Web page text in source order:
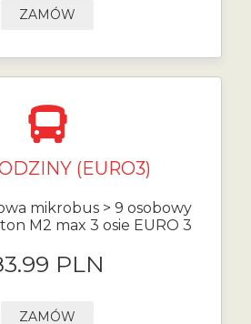
ZAMÓW
(EURO3)
mikrobus > 9 osobowy
M2 max 3 osie EURO 3
PLN
ZAMÓW